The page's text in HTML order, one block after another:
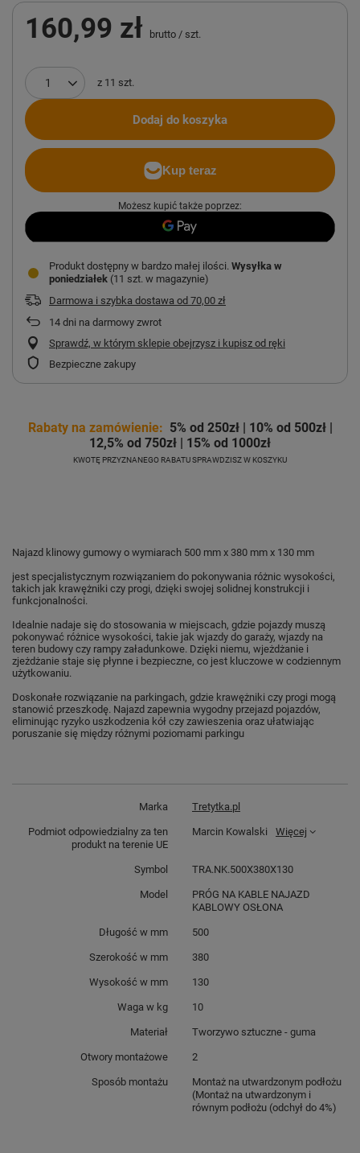
160,99 zł brutto / szt.
z 11 szt.
Dodaj do koszyka
Możesz kupić także poprzez:
Produkt dostępny w bardzo małej ilości Wysyłka w
poniedziałek (11 szt. w magazynie)
Darmowa i szybka dostawa od 70,00 zł
14 dni na darmowy zwrot
Sprawdź, w którym sklepie obejrzysz i kupisz od ręki
Bezpieczne zakupy
Rabaty na zamówienie: 5% od 250zł | 10% od 500zł |
12,5% od 750zł | 15% od 1000zł
KWOTĘ PRZYZNANEGO RABATU SPRAWDZISZ W KOSZYKU
Najazd klinowy gumowy o wymiarach 500 mm x 380 mm x 130 mm
jest specjalistycznym rozwiązaniem do pokonywania różnic wysokości,
takich jak krawężniki czy progi, dzięki swojej solidnej konstrukcji i
funkcjonalności.
Idealnie nadaje się do stosowania w miejscach, gdzie pojazdy muszą
pokonywać różnice wysokości, takie jak wjazdy do garaży, wjazdy na
teren budowy czy rampy załadunkowe. Dzięki niemu, wjeżdżanie i
zjeżdżanie staje się płynne i bezpieczne, co jest kluczowe w codziennym
użytkowaniu.
Doskonałe rozwiązanie na parkingach, gdzie krawężniki czy progi mogą
stanowić przeszkodę. Najazd zapewnia wygodny przejazd pojazdów,
eliminując ryzyko uszkodzenia kół czy zawieszenia oraz ułatwiając
poruszanie się między różnymi poziomami parkingu
Marka Tretytka.pl
Podmiot odpowiedzialny za ten
produkt na terenie UE
Marcin Kowalski Więcej
Symbol TRA.NK.500X380X130
Model
PRÓG NA KABLE NAJAZD
KABLOWY OSŁONA
Długość w mm 500
Szerokość w mm 380
Wysokość w mm 130
Waga w kg 10
Materiał Tworzywo sztuczne - guma
Otwory montażowe 2
Sposób montażu
Montaż na utwardzonym podłożu
(Montaż na utwardzonym i
równym podłożu (odchył do 4%)